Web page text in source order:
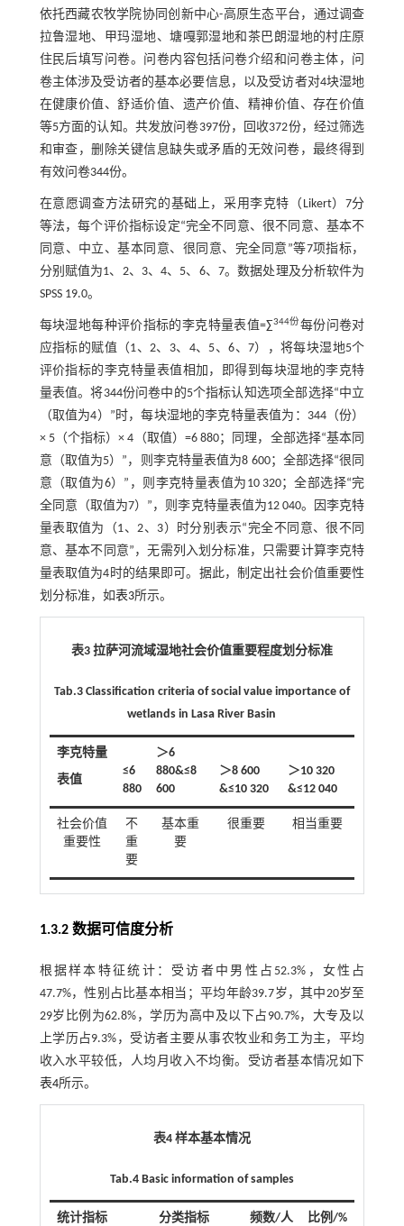
依托西藏农牧学院协同创新中心-高原生态平台，通过调查
拉鲁湿地、甲玛湿地、塘嘎郭湿地和茶巴朗湿地的村庄原
住民后填写问卷。问卷内容包括问卷介绍和问卷主体，问
卷主体涉及受访者的基本必要信息，以及受访者对4块湿地
在健康价值、舒适价值、遗产价值、精神价值、存在价值
等5方面的认知。共发放问卷397份，回收372份，经过筛选
和审查，删除关键信息缺失或矛盾的无效问卷，最终得到
有效问卷344份。
在意愿调查方法研究的基础上，采用李克特（Likert）7分
等法，每个评价指标设定“完全不同意、很不同意、基本不
同意、中立、基本同意、很同意、完全同意”等7项指标，
分别赋值为1、2、3、4、5、6、7。数据处理及分析软件为
SPSS 19.0。
每块湿地每种评价指标的李克特量表值=∑344份每份问卷对
应指标的赋值（1、2、3、4、5、6、7），将每块湿地5个
评价指标的李克特量表值相加，即得到每块湿地的李克特
量表值。将344份问卷中的5个指标认知选项全部选择“中立
（取值为4）”时，每块湿地的李克特量表值为：344（份）
× 5（个指标）× 4（取值）=6 880；同理，全部选择“基本同
意（取值为5）”，则李克特量表值为8 600；全部选择“很同
意（取值为6）”，则李克特量表值为10 320；全部选择“完
全同意（取值为7）”，则李克特量表值为12 040。因李克特
量表取值为（1、2、3）时分别表示“完全不同意、很不同
意、基本不同意”，无需列入划分标准，只需要计算李克特
量表取值为4时的结果即可。据此，制定出社会价值重要性
划分标准，如表3所示。
表3 拉萨河流域湿地社会价值重要程度划分标准
Tab.3 Classification criteria of social value importance of
wetlands in Lasa River Basin
李克特量
表值
≤6
880
＞6
880&≤8
600
＞8 600
&≤10 320
＞10 320
&≤12 040
社会价值
重要性
不
重
要
基本重
要
很重要 相当重要
1.3.2 数据可信度分析
根据样本特征统计：受访者中男性占52.3%，女性占
47.7%，性别占比基本相当；平均年龄39.7岁，其中20岁至
29岁比例为62.8%，学历为高中及以下占90.7%，大专及以
上学历占9.3%，受访者主要从事农牧业和务工为主，平均
收入水平较低，人均月收入不均衡。受访者基本情况如下
表4所示。
表4 样本基本情况
Tab.4 Basic information of samples
统计指标 分类指标 频数/人 比例/%